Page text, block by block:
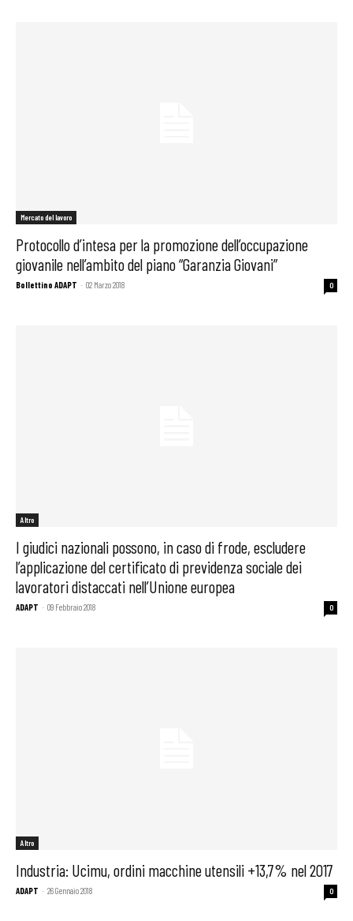
Mercato del lavoro
Protocollo d’intesa per la promozione dell’occupazione
giovanile nell’ambito del piano “Garanzia Giovani”
Bollettino ADAPT - 02 Marzo 2018 0
Altro
I giudici nazionali possono, in caso di frode, escludere
l’applicazione del certificato di previdenza sociale dei
lavoratori distaccati nell’Unione europea
ADAPT - 09 Febbraio 2018 0
Altro
Industria: Ucimu, ordini macchine utensili +13,7% nel 2017
ADAPT - 26 Gennaio 2018 0